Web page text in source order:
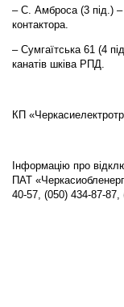
– С. Амброса (3 під.) –
контактора.
– Сумгаїтська 61 (4
канатів шківа РПД.
КП
Інформацію про
ПАТ
40-57, (050) 434-87-87,